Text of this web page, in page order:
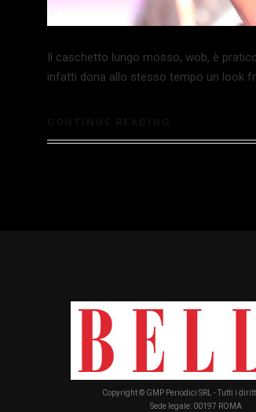
Il caschetto lungo mosso, wob, è
infatti dona allo stesso tempo un look
Copyright © GMP Periodici SRL - Tutti i
Sede legale: 00197 ROMA